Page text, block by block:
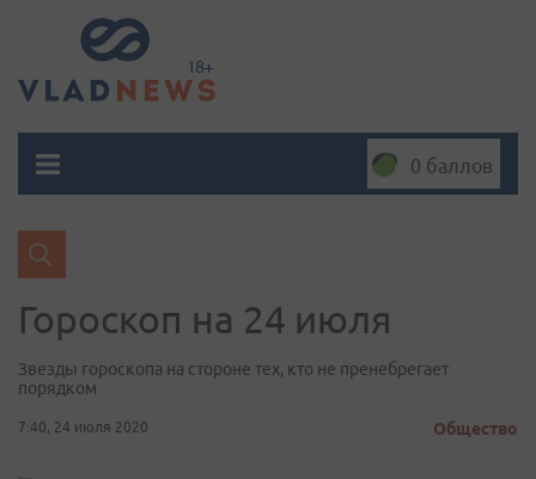
0 баллов
Гороскоп на 24 июля
Звезды гороскопа на стороне тех, кто не пренебрегает
порядком
7:40, 24 июля 2020 Общество